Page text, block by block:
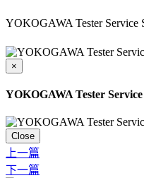
YOKOGAWA Tester Service
×
YOKOGAWA Tester
Close
上一篇
下一篇